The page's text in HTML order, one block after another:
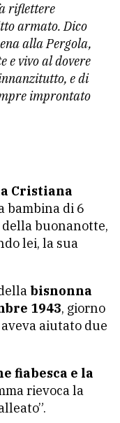
riflettere
armato. Dico
alla Pergola,
e vivo al dovere
e di
improntato
Cristiana
bambina di 6
della buonanotte,
lei, la sua
bisnonna
1943, giorno
aiutato due
fiabesca e la
rievoca la